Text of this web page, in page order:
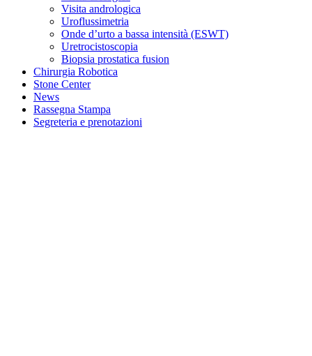
Visita andrologica
Uroflussimetria
Onde d’urto a bassa intensità (ESWT)
Uretrocistoscopia
Biopsia prostatica fusion
Chirurgia Robotica
Stone Center
News
Rassegna Stampa
Segreteria e prenotazioni